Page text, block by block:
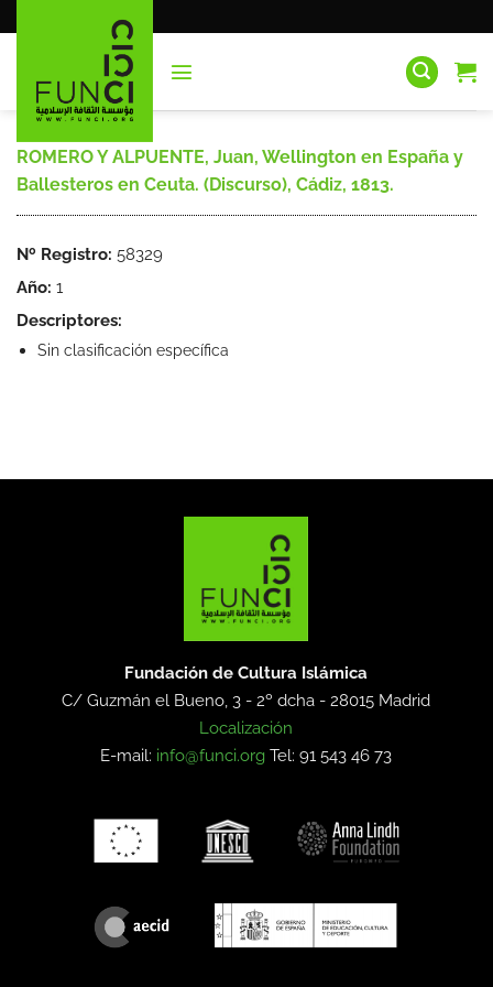
al
ROMERO Y ALPUENTE, Juan, Wellington en España y
Ballesteros en Ceuta. (Discurso), Cádiz, 1813.
Nº Registro: 58329
Año: 1
Descriptores:
Sin clasificación específica
Fundación de Cultura Islámica
C/ Guzmán el Bueno, 3 - 2º dcha -28015 Madrid
Localización
E-mail: info@funci.org Tel: 91 543 46 73